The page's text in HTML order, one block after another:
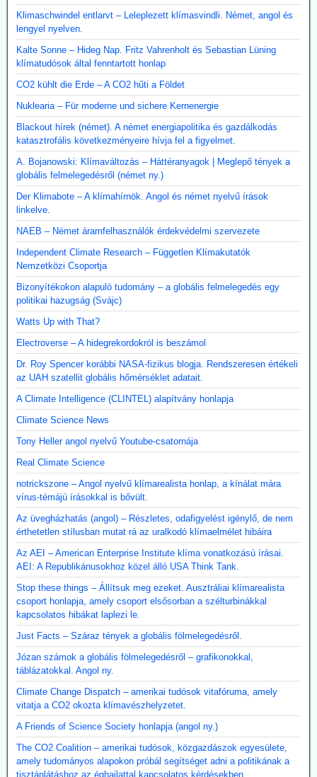
Klimaschwindel entlarvt – Leleplezett klímasvindli. Német, angol és
lengyel nyelven.
Kalte Sonne – Hideg Nap. Fritz Vahrenholt és Sebastian Lüning
klímatudósok által fenntartott honlap
CO2 kühlt die Erde – A CO2 hűti a Földet
Nuklearia – Für moderne und sichere Kernenergie
Blackout hírek (német). A német energiapolitika és gazdálkodás
katasztrofális következményeire hívja fel a figyelmet.
A. Bojanowski: Klímaváltozás – Háttéranyagok | Meglepő tények a
globális felmelegedésről (német ny.)
Der Klimabote – A klímahírnök. Angol és német nyelvű írások
linkelve.
NAEB – Német áramfelhasználók érdekvédelmi szervezete
Independent Climate Research – Független Klímakutatók
Nemzetközi Csoportja
Bizonyítékokon alapuló tudomány – a globális felmelegedés egy
politikai hazugság (Svájc)
Watts Up with That?
Electroverse – A hidegrekordokról is beszámol
Dr. Roy Spencer korábbi NASA-fizikus blogja. Rendszeresen értékeli
az UAH szatellit globális hőmérséklet adatait.
A Climate Intelligence (CLINTEL) alapítvány honlapja
Climate Science News
Tony Heller angol nyelvű Youtube-csatornája
Real Climate Science
notrickszone – Angol nyelvű klímarealista honlap, a kínálat mára
vírus-témájú írásokkal is bővült.
Az üvegházhatás (angol) – Részletes, odafigyelést igénylő, de nem
érthetetlen stílusban mutat rá az uralkodó klímaelmélet hibáira
Az AEI – American Enterprise Institute klíma vonatkozású írásai.
AEI: A Republikánusokhoz közel álló USA Think Tank.
Stop these things – Állítsuk meg ezeket. Ausztráliai klímarealista
csoport honlapja, amely csoport elsősorban a szélturbinákkal
kapcsolatos hibákat laplezi le.
Just Facts – Száraz tények a globális fölmelegedésről.
Józan számok a globális fölmelegedésről – grafikonokkal,
táblázatokkal. Angol ny.
Climate Change Dispatch – amerikai tudósok vitafóruma, amely
vitatja a CO2 okozta klímavészhelyzetet.
A Friends of Science Society honlapja (angol ny.)
The CO2 Coalition – amerikai tudósok, közgazdászok egyesülete,
amely tudományos alapokon próbál segítséget adni a politikának a
tisztánlátáshoz az éghajlattal kapcsolatos kérdésekben.